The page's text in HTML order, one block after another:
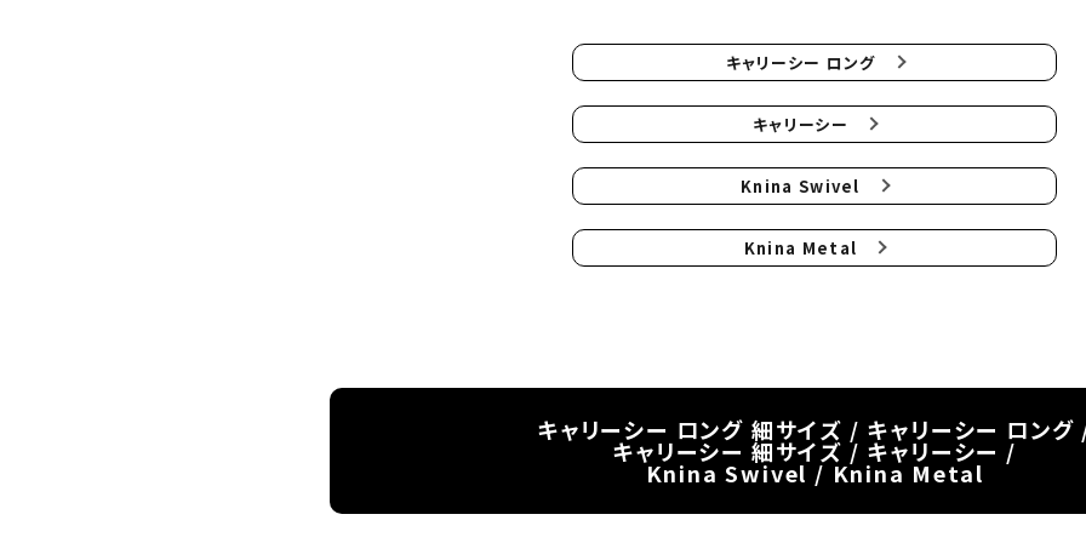
キャリーシー ロング
キャリーシー
Knina Swivel
Knina Metal
キャリーシー ロング 細サイズ / キャリーシー ロング
キャリーシー 細サイズ / キャリーシー /
Knina Swivel / Knina Metal